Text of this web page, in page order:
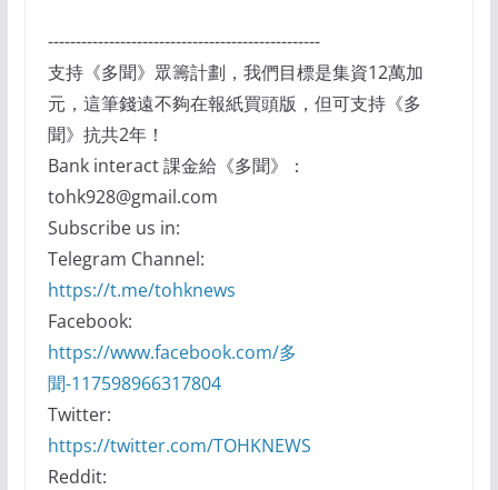
-------------------------------------------------
支持《多聞》眾籌計劃，我們目標是集資12萬加
元，這筆錢遠不夠在報紙買頭版，但可支持《多
聞》抗共2年！
Bank interact 課金給《多聞》：
tohk928@gmail.com
Subscribe us in:
Telegram Channel:
https://t.me/tohknews
Facebook:
https://www.facebook.com/多
聞-117598966317804
Twitter:
https://twitter.com/TOHKNEWS
Reddit: